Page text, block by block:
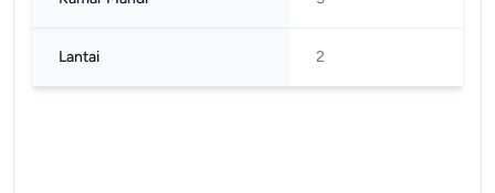
Lantai 2